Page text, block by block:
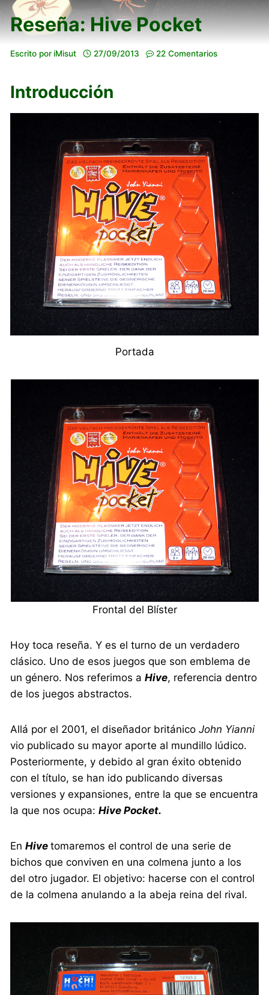
Reseña: Hive Pocket
Escrito por iMisut 27/09/2013 22 Comentarios
Introducción
Portada
Frontal del Blíster
Hoy toca reseña. Y es el turno de un verdadero
clásico. Uno de esos juegos que son emblema de
un género. Nos referimos aHive, referencia dentro
de los juegos abstractos.
Allá por el 2001, el diseñador británicoJohn Yianni
vio publicado su mayor aporte al mundillo lúdico.
Posteriormente, y debido al gran éxito obtenido
con el título, se han ido publicando diversas
versiones y expansiones, entre la que se encuentra
la que nos ocupa:Hive Pocket.
EnHivetomaremos el control de una serie de
bichos que conviven en una colmena junto a los
del otro jugador. El objetivo: hacerse con el control
de la colmena anulando a la abeja reina del rival.